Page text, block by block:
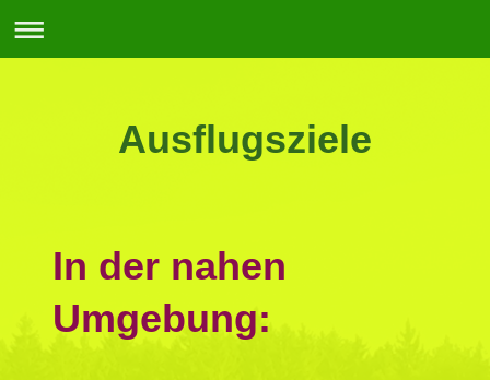
Ausflugsziele
In der nahen
Umgebung: